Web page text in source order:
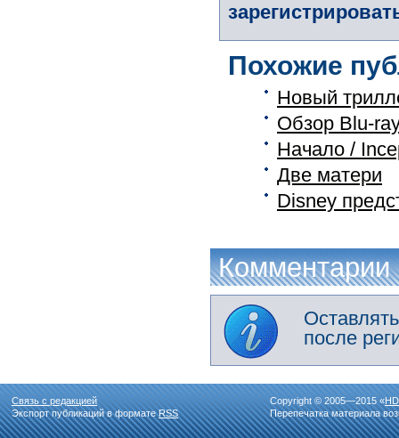
Похожие
Новый
Обзор Blu-
Начало /
Две матери
Disney
Комментарии
после
Связь с редакцией
Экспорт публикаций в форматеRSS
Copyright © 2005—2015 «
Перепечатка материала